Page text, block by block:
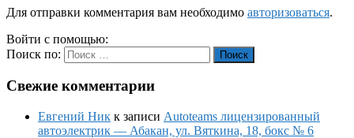
Для отправки комментария вам необходимо авторизоваться.
Войти с помощью:
Поиск по:
Поиск
Свежие комментарии
Евгений Ник к записи Autoteams лицензированный
автоэлектрик — Абакан, ул. Вяткина, 18, бокс № 6